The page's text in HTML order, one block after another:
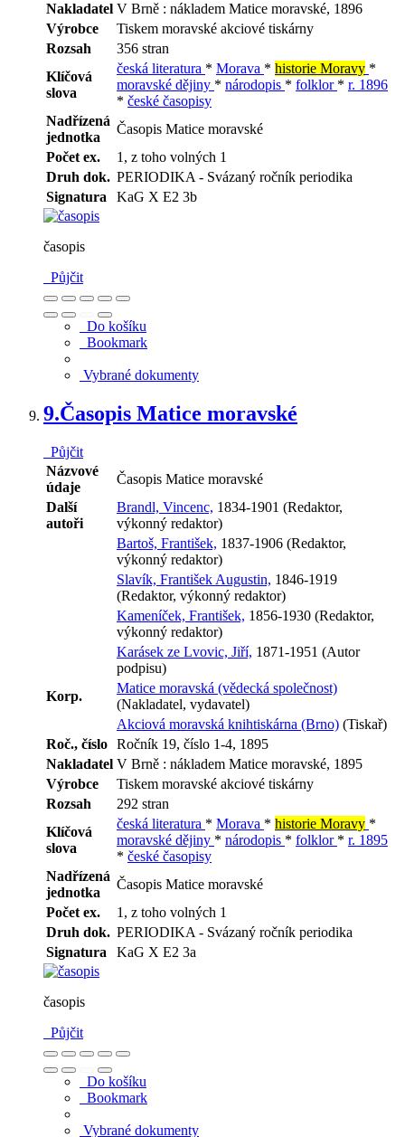
Nakladatel V Brně : nákladem Matice moravské, 1896
Výrobce
Tiskem moravské akciové tiskárny
Rozsah
356 stran
Klíčová
slova
česká literatura * Morava * historie Moravy *
moravské dějiny * národopis * folklor * r. 1896
* české časopisy
Nadřízená
jednotka
Časopis Matice moravské
Počet ex.
1, z toho volných 1
Druh dok. PERIODIKA - Svázaný ročník periodika
Signatura
KaG X E2 3b
časopis
Půjčit
Do košíku
Bookmark
Vybrané dokumenty
9.Časopis Matice moravské
Půjčit
Názvové
údaje
Časopis Matice moravské
Další
autoři
Brandl, Vincenc, 1834-1901 (Redaktor,
výkonný redaktor)
Bartoš, František, 1837-1906 (Redaktor,
výkonný redaktor)
Slavík, František Augustin, 1846-1919
(Redaktor, výkonný redaktor)
Kameníček, František, 1856-1930 (Redaktor,
výkonný redaktor)
Karásek ze Lvovic, Jiří, 1871-1951 (Autor
podpisu)
Korp.
Matice moravská (vědecká společnost)
(Nakladatel, vydavatel)
Akciová moravská knihtiskárna (Brno) (Tiskař)
Roč., číslo Ročník 19, číslo 1-4, 1895
Nakladatel V Brně : nákladem Matice moravské, 1895
Výrobce
Tiskem moravské akciové tiskárny
Rozsah
292 stran
Klíčová
slova
česká literatura * Morava * historie Moravy *
moravské dějiny * národopis * folklor * r. 1895
* české časopisy
Nadřízená
jednotka
Časopis Matice moravské
Počet ex.
1, z toho volných 1
Druh dok. PERIODIKA - Svázaný ročník periodika
Signatura
KaG X E2 3a
časopis
Půjčit
Do košíku
Bookmark
Vybrané dokumenty